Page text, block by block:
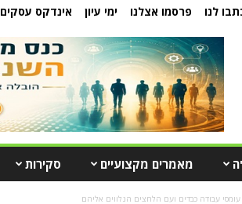
לנו פרסמו אצלנו ימי עיון אינדקס עסקים
מאמרים מקצועיים סקירות